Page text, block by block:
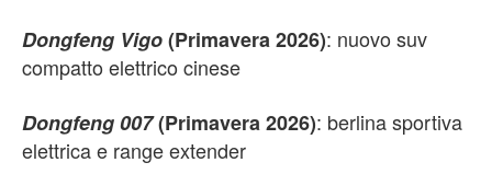
Dongfeng Vigo(Primavera 2026): nuovo suv
compatto elettrico cinese
Dongfeng 007(Primavera 2026): berlina sportiva
elettrica e range extender